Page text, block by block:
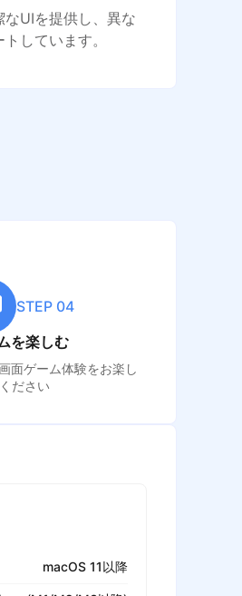
UIを提供し、異な
しています。
STEP 04
を楽しむ
面ゲーム体験をお楽し
ださい
macOS 11以降